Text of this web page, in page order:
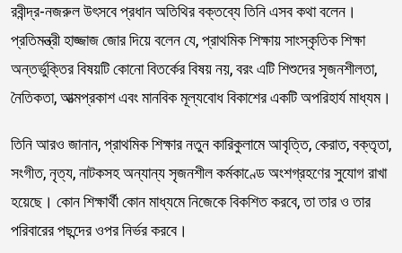
রবীন্দ্র-নজরুল উৎসবে প্রধান অতিথির বক্তব্যে তিনি এসব কথা বলেন।
প্রতিমন্ত্রী হাজ্জাজ জোর দিয়ে বলেন যে, প্রাথমিক শিক্ষায় সাংস্কৃতিক শিক্ষা
অন্তর্ভুক্তির বিষয়টি কোনো বিতর্কের বিষয় নয়, বরং এটি শিশুদের সৃজনশীলতা,
নৈতিকতা, আত্মপ্রকাশ এবং মানবিক মূল্যবোধ বিকাশের একটি অপরিহার্য মাধ্যম।
তিনি আরও জানান, প্রাথমিক শিক্ষার নতুন কারিকুলামে আবৃত্তি, কেরাত, বক্তৃতা,
সংগীত, নৃত্য, নাটকসহ অন্যান্য সৃজনশীল কর্মকাণ্ডে অংশগ্রহণের সুযোগ রাখা
হয়েছে। কোন শিক্ষার্থী কোন মাধ্যমে নিজেকে বিকশিত করবে, তা তার ও তার
পরিবারের পছন্দের ওপর নির্ভর করবে।